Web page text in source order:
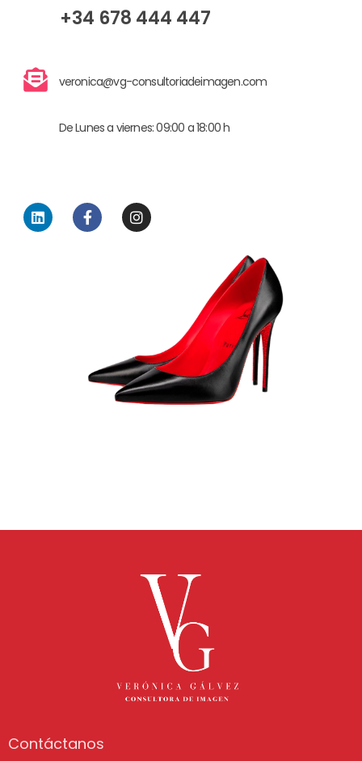
+34 678 444 447
veronica@vg-consultoriadeimagen.com
De Lunes a viernes: 09:00 a 18:00 h
Contáctanos